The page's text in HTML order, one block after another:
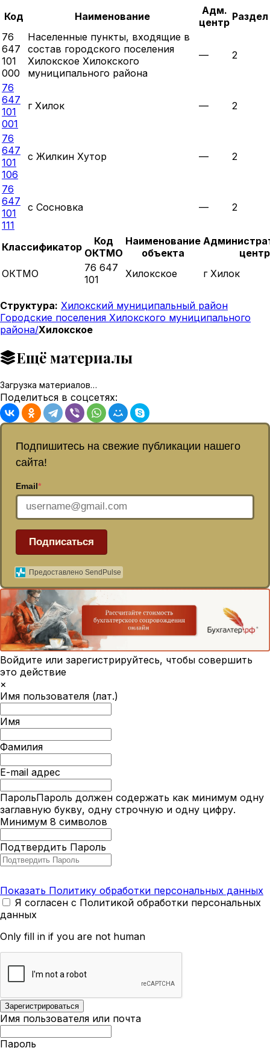
Код Наименование
Адм.
центр Раздел
76
647
101
000
Населенные пункты, входящие в
состав городского поселения
Хилокское Хилокского
муниципального района
— 2
76
647
101
001
г Хилок — 2
76
647
101
106
с Жилкин Хутор — 2
76
647
101
111
с Сосновка — 2
Классификатор
Код
ОКТМО
Наименование
объекта
центр
ОКТМО
76 647
101
Хилокское г Хилок
Структура: Хилокский муниципальный район
Городские поселения Хилокского муниципального
района/Хилокское
Ещё материалы
Загрузка материалов…
Поделиться в соцсетях:
Подпишитесь на свежие публикации нашего
сайта!
Email*
Подписаться
Предоставлено SendPulse
Войдите или зарегистрируйтесь, чтобы совершить
это действие
×
Имя пользователя (лат.)
Имя
Фамилия
E-mail адрес
ПарольПароль должен содержать как минимум одну
заглавную букву, одну строчную и одну цифру.
Минимум 8 символов
Подтвердить Пароль
Показать Политику обработки персональных данных
Я согласен с Политикой обработки персональных
данных
Only fill in if you are not human
Имя пользователя или почта
Пароль